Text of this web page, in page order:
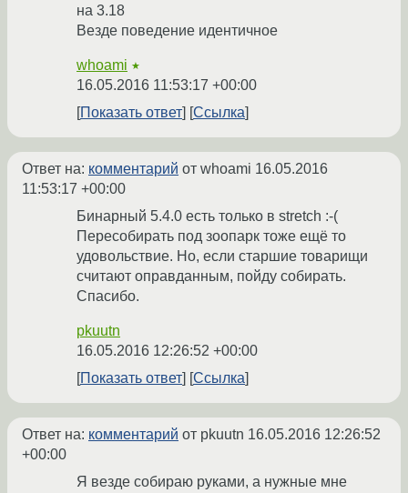
на 3.18
Везде поведение идентичное
whoami ★
16.05.2016 11:53:17 +00:00
Показать ответ
Ссылка
Ответ на: комментарий от whoami 16.05.2016
11:53:17 +00:00
Бинарный 5.4.0 есть только в stretch :-(
Пересобирать под зоопарк тоже ещё то
удовольствие. Но, если старшие товарищи
считают оправданным, пойду собирать.
Спасибо.
pkuutn
16.05.2016 12:26:52 +00:00
Показать ответ
Ссылка
Ответ на: комментарий от pkuutn 16.05.2016 12:26:52
+00:00
Я везде собираю руками, а нужные мне